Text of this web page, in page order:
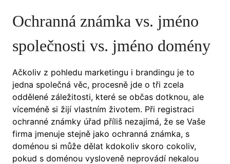
Ochranná známka vs. jméno
společnosti vs. jméno domény
Ačkoliv z pohledu marketingu i brandingu je to
jedna společná věc, procesně jde o tři zcela
oddělené záležitosti, které se občas dotknou, ale
víceméně si žijí vlastním životem. Při registraci
ochranné známky úřad příliš nezajímá, že se Vaše
firma jmenuje stejně jako ochranná známka, s
doménou si může dělat kdokoliv skoro cokoliv,
pokud s doménou vysloveně neprovádí nekalou